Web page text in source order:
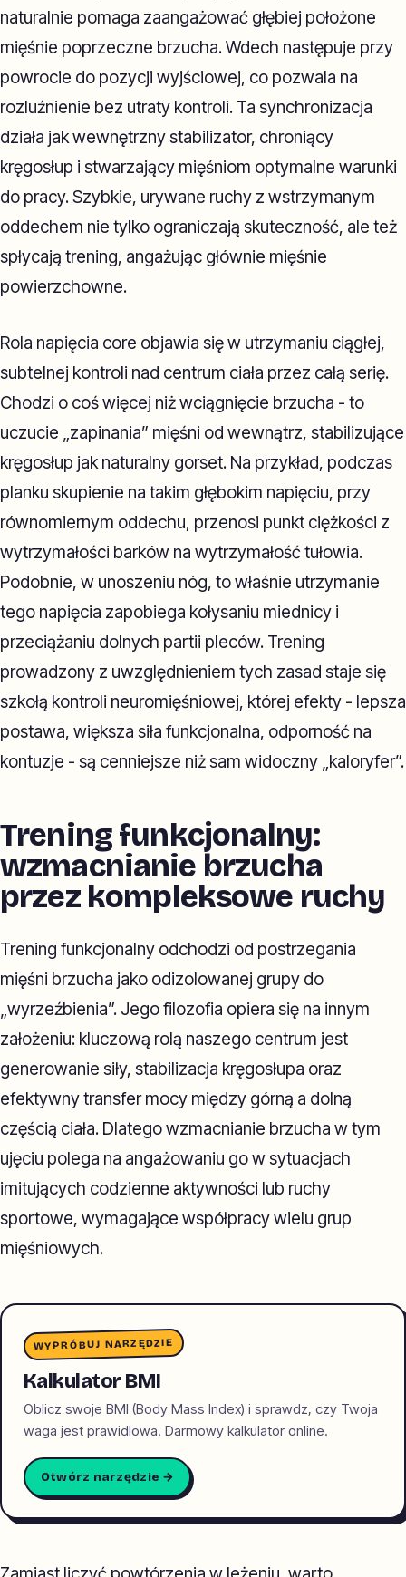
naturalnie pomaga zaangażować głębiej położone
mięśnie poprzeczne brzucha. Wdech następuje przy
powrocie do pozycji wyjściowej, co pozwala na
rozluźnienie bez utraty kontroli. Ta synchronizacja
działa jak wewnętrzny stabilizator, chroniący
kręgosłup i stwarzający mięśniom optymalne warunki
do pracy. Szybkie, urywane ruchy z wstrzymanym
oddechem nie tylko ograniczają skuteczność, ale też
spłycają trening, angażując głównie mięśnie
powierzchowne.
Rola napięcia core objawia się w utrzymaniu ciągłej,
subtelnej kontroli nad centrum ciała przez całą serię.
Chodzi o coś więcej niż wciągnięcie brzucha - to
uczucie „zapinania” mięśni od wewnątrz, stabilizujące
kręgosłup jak naturalny gorset. Na przykład, podczas
planku skupienie na takim głębokim napięciu, przy
równomiernym oddechu, przenosi punkt ciężkości z
wytrzymałości barków na wytrzymałość tułowia.
Podobnie, w unoszeniu nóg, to właśnie utrzymanie
tego napięcia zapobiega kołysaniu miednicy i
przeciążaniu dolnych partii pleców. Trening
prowadzony z uwzględnieniem tych zasad staje się
szkołą kontroli neuromięśniowej, której efekty - lepsza
postawa, większa siła funkcjonalna, odporność na
kontuzje - są cenniejsze niż sam widoczny „kaloryfer”.
Trening funkcjonalny:
wzmacnianie brzucha
przez kompleksowe ruchy
Trening funkcjonalny odchodzi od postrzegania
mięśni brzucha jako odizolowanej grupy do
„wyrzeźbienia”. Jego filozofia opiera się na innym
założeniu: kluczową rolą naszego centrum jest
generowanie siły, stabilizacja kręgosłupa oraz
efektywny transfer mocy między górną a dolną
częścią ciała. Dlatego wzmacnianie brzucha w tym
ujęciu polega na angażowaniu go w sytuacjach
imitujących codzienne aktywności lub ruchy
sportowe, wymagające współpracy wielu grup
mięśniowych.
WYPRÓBUJ NARZĘDZIE
Kalkulator BMI
Oblicz swoje BMI (Body Mass Index) i sprawdz, czy Twoja
waga jest prawidlowa. Darmowy kalkulator online.
Otwórz narzędzie →